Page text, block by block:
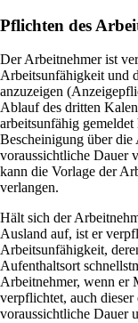
Pflichten des
Der Arbeitnehmer ist
Arbeitsunfähigkeit und
anzuzeigen
Ablauf des dritten
arbeitsunfähig
Bescheinigung über
voraussichtliche Dauer
kann die Vorlage der
verlangen.
Hält sich der
Ausland auf, ist er
Arbeitsunfähigkeit,
Aufenthaltsort
Arbeitnehmer, wenn er
verpflichtet, auch
voraussichtliche Dauer